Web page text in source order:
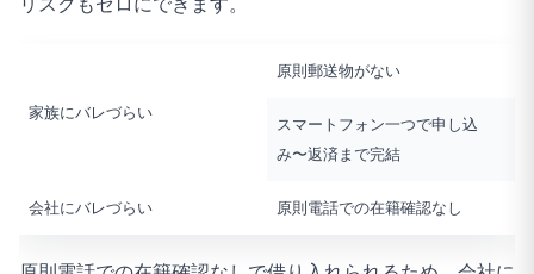
家族にバレづらい
原則郵送物がない
スマートフォン一つで申し込
み〜返済まで完結
会社にバレづらい 原則電話での在籍確認なし